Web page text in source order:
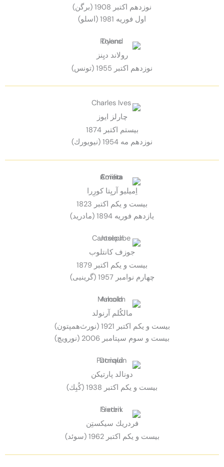
نوزدهم اكتبر 1908 (برگن)
اول فوريه 1981 (اسلو)
رولاند ديِنز
نوزدهم اكتبر 1955 (تونس)
چارلز ايوز
بيستم اكتبر 1874
نوزدهم مه 1954 (نيويورك)
اِميليو آريِتا كورِرا
بيست و يكم اكتبر 1823
يازدهم فوريه 1894 (مادريد)
جوزف كانتلوب
بيست و يكم اكتبر 1879
چهارم نوامبر 1957 (گرینیی)
مالكُلم آرنولد
بيست و يكم اكتبر 1921 (نورث‌همپتون)
بيست و سوم سپتامبر 2006 (نورویچ)
دونالد پارتيكن
بيست و يكم اكتبر 1938 (كُبِك)
فردريك سيكستِن
بيست و يكم اكتبر 1962 (سوئد)